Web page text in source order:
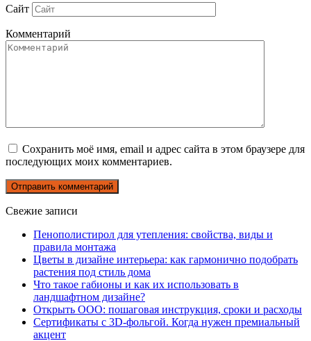
Сайт
Комментарий
Сохранить моё имя, email и адрес сайта в этом браузере для
последующих моих комментариев.
Свежие записи
Пенополистирол для утепления: свойства, виды и
правила монтажа
Цветы в дизайне интерьера: как гармонично подобрать
растения под стиль дома
Что такое габионы и как их использовать в
ландшафтном дизайне?
Открыть ООО: пошаговая инструкция, сроки и расходы
Сертификаты с 3D-фольгой. Когда нужен премиальный
акцент